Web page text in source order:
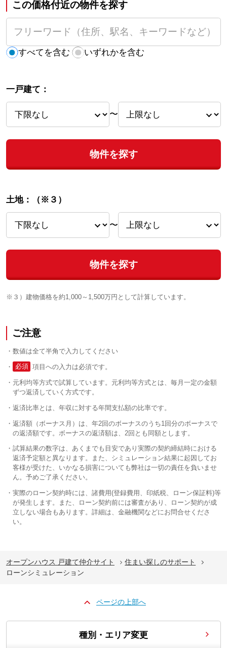
この価格付近の物件を探す
すべてを含む いずれかを含む
一戸建て：
〜
物件を探す
土地： （※３）
〜
物件を探す
※３）建物価格を約1,000～1,500万円として計算しています。
ご注意
数値は全て半角で入力してください
必須 項目への入力は必須です。
元利均等方式で試算しています。元利均等方式とは、毎月一定の金額
ずつ返済していく方式です。
返済比率とは、年収に対する年間支払額の比率です。
返済額（ボーナス月）は、年2回のボーナスのうち1回分のボーナスで
の返済額です。ボーナスの返済額は、2回とも同額とします。
試算結果の数字は、あくまでも目安であり実際の契約締結時における
返済予定額と異なります。また、シミュレーション結果に起因してお
客様が受けた、いかなる損害についても弊社は一切の責任を負いませ
ん。予めご了承ください。
実際のローン契約時には、諸費用(登録費用、印紙税、ローン保証料)等
が発生します。また、ローン契約前には審査があり、ローン契約が成
立しない場合もあります。詳細は、金融機関などにお問合せくださ
い。
オープンハウス 戸建て仲介サイト
住まい探しのサポート
ローンシミュレーション
ページの上部へ
種別・エリア変更